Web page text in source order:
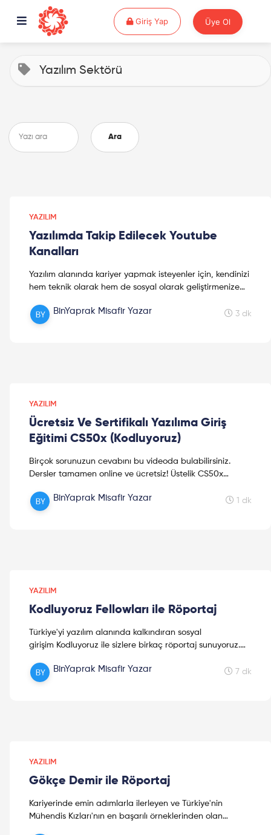
Giriş YapGiriş Yap Üye Ol
Yazılım Sektörü
Ara
YAZILIM
Yazılımda Takip Edilecek Youtube
Kanalları
Yazılım alanında kariyer yapmak isteyenler için, kendinizi
hem teknik olarak hem de sosyal olarak geliştirmenize
BinYaprak Misafir Yazar 3 dk
YAZILIM
Ücretsiz Ve Sertifikalı Yazılıma Giriş
Eğitimi CS50x (Kodluyoruz)
Birçok sorunuzun cevabını bu videoda bulabilirsiniz.
Dersler tamamen online ve ücretsiz! Üstelik CS50x
almamış olun, ister kendinizi ilerletmek isteyin: Bu ders,
sağlam bir algoritma temeli isteyen herkes için! Yazılıma
BinYaprak Misafir Yazar 1 dk
YAZILIM
Kodluyoruz Fellowları ile Röportaj
Türkiye'yi yazılım alanında kalkındıran sosyal
girişim Kodluyoruz ile sizlere birkaç röportaj sunuyoruz.
illerde ama aynı amaçla buluşan 4 kız kardeşimizin
röportajını da okuyabilirsiniz. İlham olması dileği ile...
BinYaprak Misafir Yazar 7 dk
YAZILIM
Gökçe Demir ile Röportaj
Kariyerinde emin adımlarla ilerleyen ve Türkiye'nin
Mühendis Kızları'nın en başarılı örneklerinden olan